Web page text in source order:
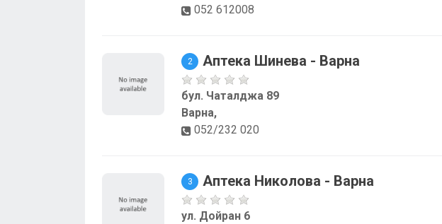
052 612008
2 Аптека Шинева - Варна
бул. Чаталджа 89
Варна,
052/232 020
3 Аптека Николова - Варна
ул. Дойран 6